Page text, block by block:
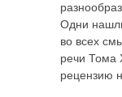
Одни
во всех
речи Тома
рецензию